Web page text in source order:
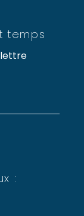
temps
: